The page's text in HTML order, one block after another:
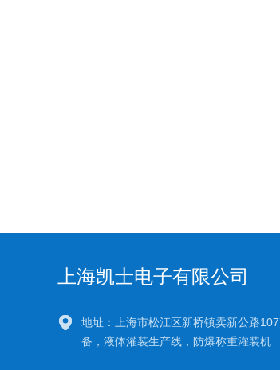
上海凯士电子有限公司
地址：上海市松江区新桥镇卖新公路
备，液体灌装生产线，防爆称重灌装机